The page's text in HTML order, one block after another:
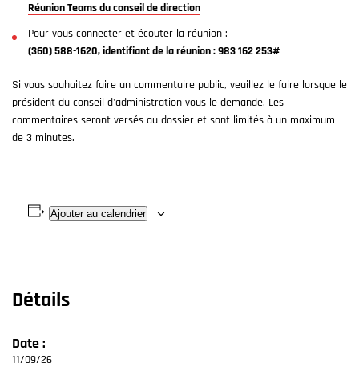
Réunion Teams du conseil de direction
Pour vous connecter et écouter la réunion :
(360) 588-1620, identifiant de la réunion : 983 162 253#
Si vous souhaitez faire un commentaire public, veuillez le faire lorsque le
président du conseil d'administration vous le demande. Les
commentaires seront versés au dossier et sont limités à un maximum
de 3 minutes.
Ajouter au calendrier
Détails
Date :
11/09/26